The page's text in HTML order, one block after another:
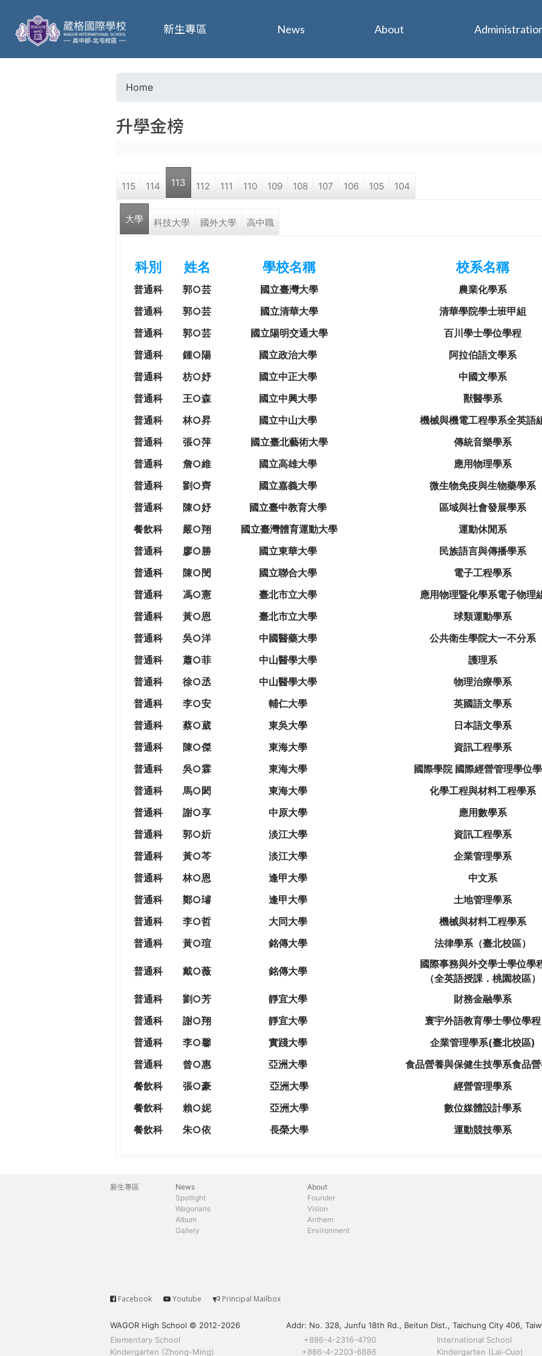
葳
格
o
a
r
Home
升學金榜
115 114 113 112 111 110 109 108 107 106 105 104
大學 科技大學 國外大學 高中職
科別 姓名 學校名稱 校系名稱
普通科 郭○芸 國立臺灣大學
農業化學系
普通科
郭○芸 國立清華大學
清華學院學士班甲組
普通科
郭○芸 國立陽明交通大學
百川學士學位學程
普通科
鍾○陽 國立政治大學
阿拉伯語文學系
普通科
枋○妤 國立中正大學
中國文學系
普通科
王○森 國立中興大學
獸醫學系
普通科
林○昇 國立中山大學
機械與機電工程學系全英語
普通科
張○萍 國立臺北藝術大學
傳統音樂學系
普通科
詹○維 國立高雄大學
應用物理學系
普通科
劉○齊 國立嘉義大學
微生物免疫與生物藥學系
普通科
陳○妤 國立臺中教育大學
區域與社會發展學系
餐飲科
嚴○翔 國立臺灣體育運動大學
運動休閒系
普通科
廖○勝 國立東華大學
民族語言與傳播學系
普通科
陳○閔 國立聯合大學
電子工程學系
普通科
馮○憲 臺北市立大學
應用物理暨化學系電子物理
普通科
黃○恩 臺北市立大學
球類運動學系
普通科 吳○洋 中國醫藥大學
公共衛生學院大一不分系
普通科
蕭○菲 中山醫學大學
護理系
普通科
徐○丞 中山醫學大學
物理治療學系
普通科
李○安 輔仁大學
英國語文學系
普通科
蔡○葳 東吳大學
日本語文學系
普通科
陳○傑 東海大學
資訊工程學系
普通科
吳○霖 東海大學
國際學院 國際經營管理學位
普通科
馬○閎 東海大學
化學工程與材料工程學系
普通科
謝○享 中原大學
應用數學系
普通科
郭○妡 淡江大學
資訊工程學系
普通科
黃○芩 淡江大學
企業管理學系
普通科
林○恩 逢甲大學
中文系
普通科
鄭○璿 逢甲大學
土地管理學系
普通科
李○哲 大同大學
機械與材料工程學系
普通科
黃○瑄 銘傳大學 法律學系（臺北校區）
普通科 戴○薇 銘傳大學
國際事務與外交學士學位學
（全英語授課．桃園校區）
普通科
劉○芳 靜宜大學
財務金融學系
普通科
謝○翔 靜宜大學
寰宇外語教育學士學位學程
普通科
李○馨 實踐大學
企業管理學系(臺北校區)
普通科
曾○惠 亞洲大學
食品營養與保健生技學系食品
餐飲科
張○豪 亞洲大學
經營管理學系
餐飲科
賴○妮 亞洲大學
數位媒體設計學系
餐飲科
朱○依 長榮大學 運動競技學系
新生專區 News About
主
新生專區
News
Spotlight
Wagorians
Album
Gallery
About
Founder
Vision
Anthem
Environment
Service
Facebook Youtube Principal Mailbox
WAGOR High School © 2012-2026 Addr: No. 328, Junfu 18th Rd., Beitun Dist., Taichung City 406,
Elementary School
+886-4-2316-4790
International School
Kindergarten (Zhong-Ming)
+886-4-2203-6886 Kindergarten (Lai-Cuo)